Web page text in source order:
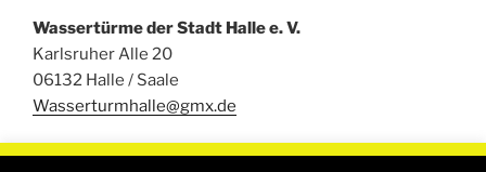
Wassertürme der Stadt Halle e. V.
Karlsruher Alle 20
06132 Halle / Saale
Wasserturmhalle@gmx.de